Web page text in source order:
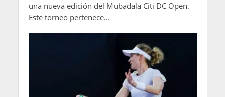
una nueva edición del Mubadala Citi DC Open.
Este torneo pertenece...